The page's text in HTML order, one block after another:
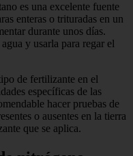
es una excelente fuente
enteras o trituradas en un
durante unos días.
y usarla para regar el
de fertilizante en el
específicas de las
hacer pruebas de
o ausentes en la tierra
que se aplica.